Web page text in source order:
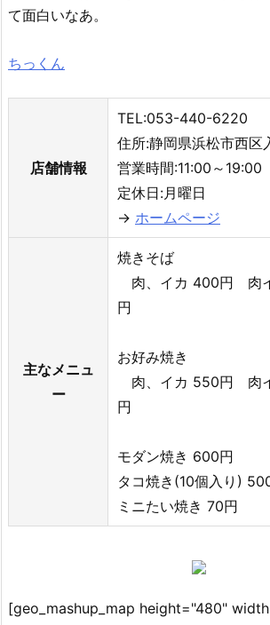
て面白いなあ。
ちっくん
店舗情報
TEL:053-440-6220
住所:静岡県浜松市西区
営業時間:11:00～19:00
定休日:月曜日
→ ホームページ
主なメニュ
ー
焼きそば
肉、イカ 400円 肉
円
お好み焼き
肉、イカ 550円 肉
円
モダン焼き 600円
タコ焼き(10個入り)
ミニたい焼き 70円
[geo_mashup_map height="480"